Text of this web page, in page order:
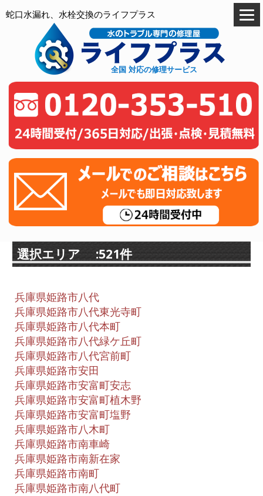
蛇口水漏れ、水栓交換のライフプラス
全国 対応の修理サービス
選択エリア :521件
兵庫県姫路市八代
兵庫県姫路市八代東光寺町
兵庫県姫路市八代本町
兵庫県姫路市八代緑ケ丘町
兵庫県姫路市八代宮前町
兵庫県姫路市安田
兵庫県姫路市安富町安志
兵庫県姫路市安富町植木野
兵庫県姫路市安富町塩野
兵庫県姫路市八木町
兵庫県姫路市南車崎
兵庫県姫路市南新在家
兵庫県姫路市南町
兵庫県姫路市南八代町